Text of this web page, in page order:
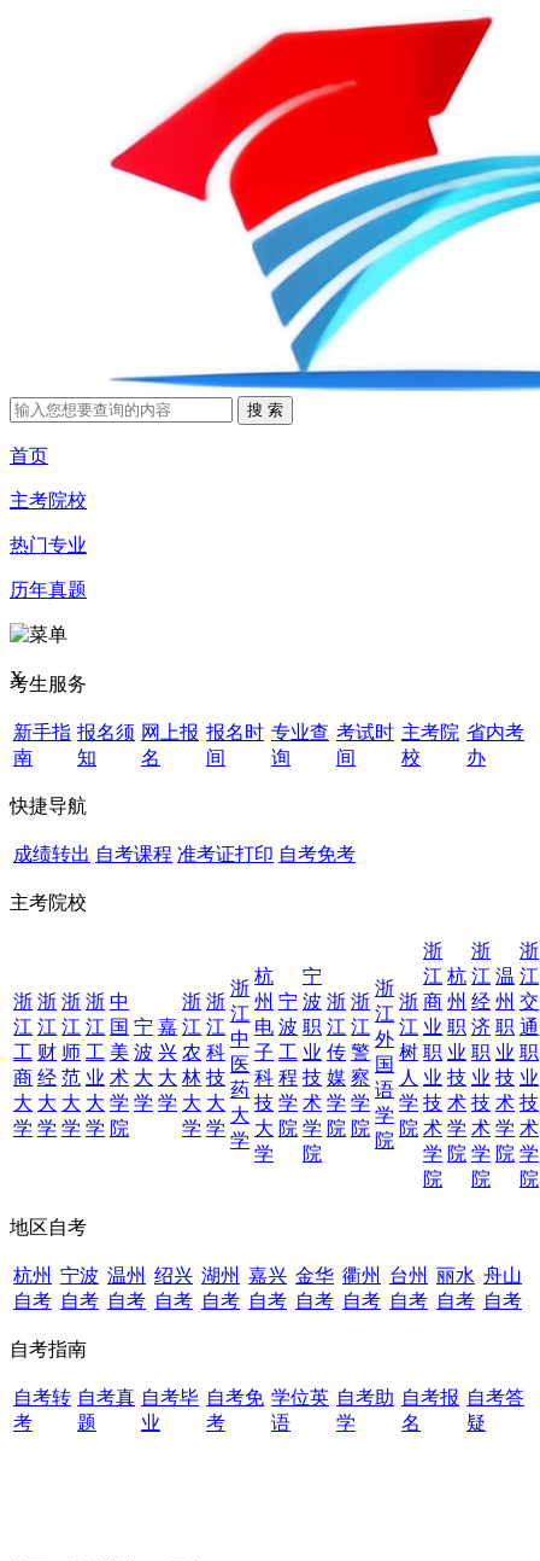
首页
主考院校
热门专业
历年真题
X
考生服务
新手指
南
报名须
知
网上报
名
报名时
间
专业查
询
考试时
间
主考院
校
省内考
办
快捷导航
成绩转出 自考课程 准考证打印 自考免考
主考院校
浙
江
工
商
大
学
浙
江
财
经
大
学
浙
江
师
范
大
学
浙
江
工
业
大
学
中
国
美
术
学
院
宁
波
大
学
嘉
兴
大
学
浙
江
农
林
大
学
浙
江
科
技
大
学
浙
江
中
医
药
大
学
杭
州
电
子
科
技
大
学
宁
波
工
程
学
院
宁
波
职
业
技
术
学
院
浙
江
传
媒
学
院
浙
江
警
察
学
院
浙
江
外
国
语
学
院
浙
江
树
人
学
院
浙
江
商
业
职
业
技
术
学
院
杭
州
职
业
技
术
学
院
浙
江
经
济
职
业
技
术
学
院
温
州
职
业
技
术
学
院
浙
江
交
通
职
业
技
术
学
院
地区自考
杭州
自考
宁波
自考
温州
自考
绍兴
自考
湖州
自考
嘉兴
自考
金华
自考
衢州
自考
台州
自考
丽水
自考
舟山
自考
自考指南
自考转
考
自考真
题
自考毕
业
自考免
考
学位英
语
自考助
学
自考报
名
自考答
疑